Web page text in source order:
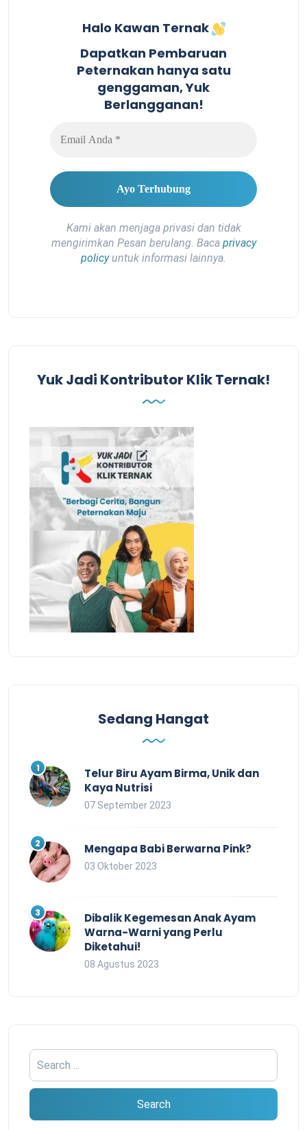
Halo Kawan Ternak
Dapatkan Pembaruan
Peternakan hanya satu
genggaman, Yuk
Berlangganan!
Kami akan menjaga privasi dan tidak
mengirimkan Pesan berulang. Baca privacy
policyuntuk informasi lainnya.
Yuk Jadi Kontributor Klik Ternak!
Sedang Hangat
Telur Biru Ayam Birma, Unik dan
Kaya Nutrisi
07 September 2023
Mengapa Babi Berwarna Pink?
03 Oktober 2023
Dibalik Kegemesan Anak Ayam
Warna-Warni yang Perlu
Diketahui!
08 Agustus 2023